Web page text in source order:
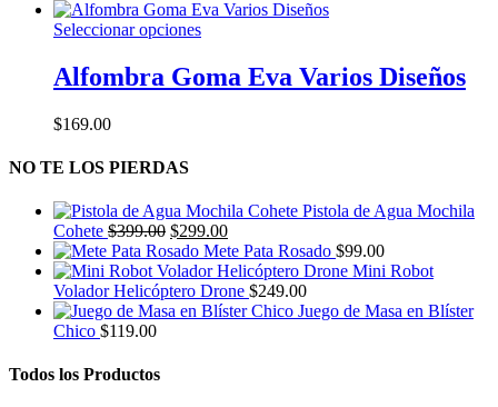
Seleccionar opcionesEste
múltiples
elegir
en
la
página
de
producto
Alfombra Goma Eva Varios Diseños
$169.00
NO TE LOS PIERDAS
Pistola de Agua Mochila
Cohete $399.00 El
precio
original
era:
$399.00.
$299.00El
precio
actual
es:
$299.00.
Mete Pata Rosado $99.00
Mini Robot
Volador Helicóptero Drone $249.00
Juego de Masa en Blíster
Chico $119.00
Todos los Productos